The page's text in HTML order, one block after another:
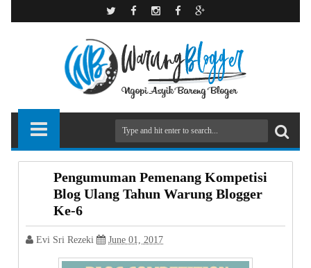
Pengumuman Pemenang Kompetisi
Blog Ulang Tahun Warung Blogger
Ke-6
Evi Sri Rezeki June 01, 2017